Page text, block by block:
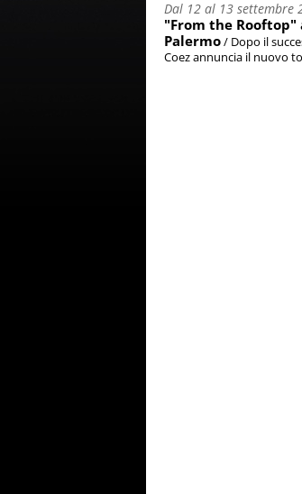
Dal 12 al 13 settembre
"From the Rooftop"
Palermo/ Dopo il
Coez annuncia il nuovo